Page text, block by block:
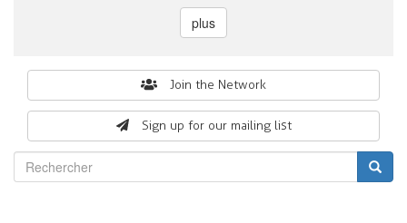
plus
Join the Network
Sign up for our mailing list
form